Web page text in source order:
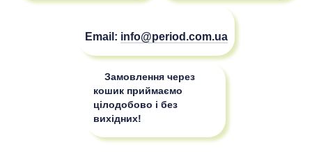
Email: info@period.com.ua
Замовлення через
кошик приймаємо
цілодобово і без
вихідних!